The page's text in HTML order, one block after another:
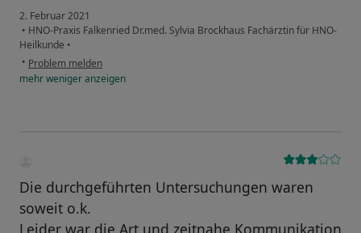
2. Februar 2021
• HNO-Praxis Falkenried Dr.med. Sylvia Brockhaus Fachärztin für HNO-
Heilkunde •
• Problem melden
mehrwenigeranzeigen
Die durchgeführten Untersuchungen waren
soweit o.k.